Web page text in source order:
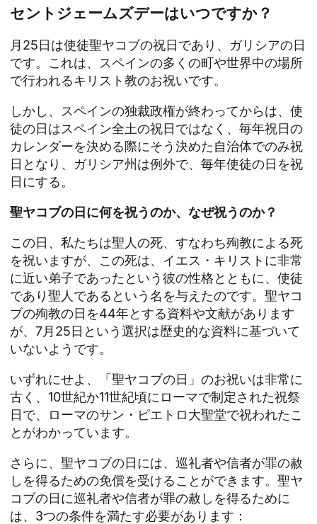
セントジェームズデーはいつですか？
月25日は使徒聖ヤコブの祝日であり、ガリシアの日
です。これは、スペインの多くの町や世界中の場所
で行われるキリスト教のお祝いです。
しかし、スペインの独裁政権が終わってからは、使
徒の日はスペイン全土の祝日ではなく、毎年祝日の
カレンダーを決める際にそう決めた自治体でのみ祝
日となり、ガリシア州は例外で、毎年使徒の日を祝
日にする。
聖ヤコブの日に何を祝うのか、なぜ祝うのか？
この日、私たちは聖人の死、すなわち殉教による死
を祝いますが、この死は、イエス・キリストに非常
に近い弟子であったという彼の性格とともに、使徒
であり聖人であるという名を与えたのです。聖ヤコ
ブの殉教の日を44年とする資料や文献があります
が、7月25日という選択は歴史的な資料に基づいて
いないようです。
いずれにせよ、「聖ヤコブの日」のお祝いは非常に
古く、10世紀か11世紀頃にローマで制定された祝祭
日で、ローマのサン・ピエトロ大聖堂で祝われたこ
とがわかっています。
さらに、聖ヤコブの日には、巡礼者や信者が罪の赦
しを得るための免償を受けることができます。聖ヤ
コブの日に巡礼者や信者が罪の赦しを得るために
は、3つの条件を満たす必要があります：